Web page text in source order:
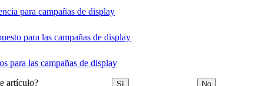
para campañas de display
para las campañas de display
para las campañas de display
artículo? Sí No